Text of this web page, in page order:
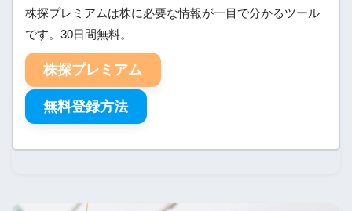
株探プレミアムは株に必要な情報が一目で分かるツール
です。30日間無料。
株探プレミアム
無料登録方法